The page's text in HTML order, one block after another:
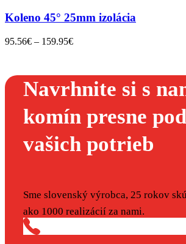
Koleno 45° 25mm izolácia
95.56€ – 159.95€
Navrhnite si s
komín presne
vašich potrieb
Sme slovenský výrobca, 25 rokov
ako 1000 realizácií za nami.